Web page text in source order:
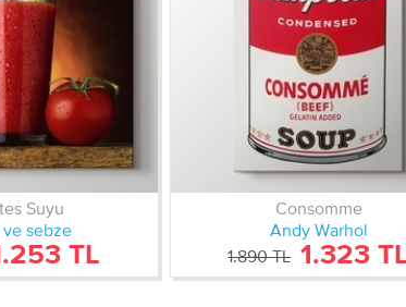
Suyu
sebze
TL
Consomme
Andy Warhol
1.890 TL 1.323